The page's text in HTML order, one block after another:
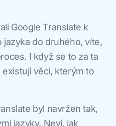
Google Translate k
do druhého, víte,
I když se to za ta
věci, kterým to
byl navržen tak,
jazyky. Neví, jak